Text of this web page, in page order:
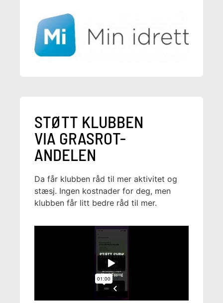
STØTT KLUBBEN
VIA GRASROT-
ANDELEN
Da får klubben råd til mer aktivitet og
stæsj. Ingen kostnader for deg, men
klubben får litt bedre råd til mer.